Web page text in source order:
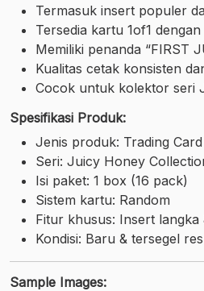
Termasuk insert populer
Tersedia kartu 1of1
Memiliki penanda “FIRST
Kualitas cetak konsisten
Cocok untuk kolektor seri
Spesifikasi Produk:
Jenis produk: Trading Card
Seri: Juicy Honey
Isi paket: 1 box (16 pack)
Sistem kartu: Random
Fitur khusus: Insert langka
Kondisi: Baru & tersegel
Sample Images: